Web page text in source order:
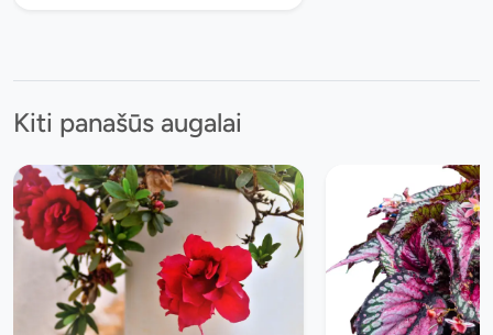
Kiti panašūs augalai